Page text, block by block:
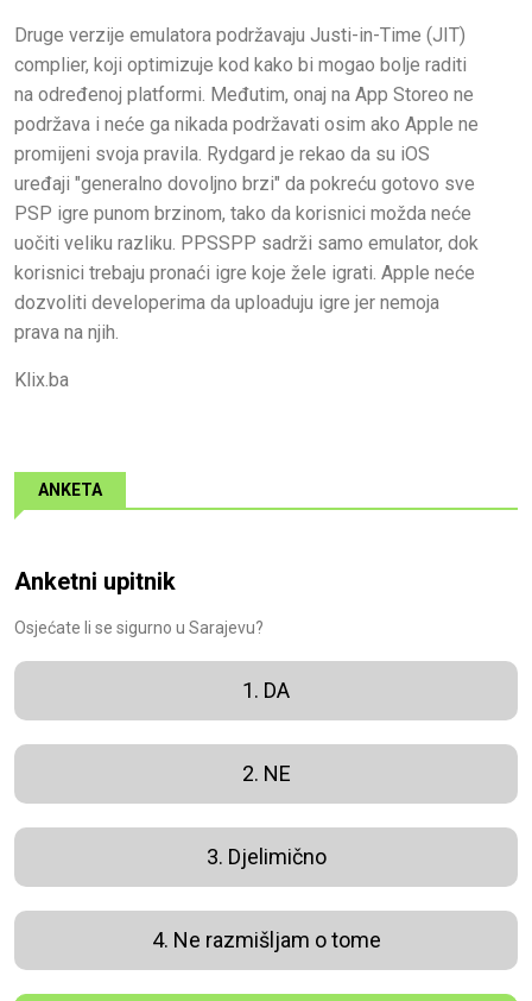
Druge verzije emulatora podržavaju Justi-in-Time (JIT)
complier, koji optimizuje kod kako bi mogao bolje raditi
na određenoj platformi. Međutim, onaj na App Storeo ne
podržava i neće ga nikada podržavati osim ako Apple ne
promijeni svoja pravila. Rydgard je rekao da su iOS
uređaji "generalno dovoljno brzi" da pokreću gotovo sve
PSP igre punom brzinom, tako da korisnici možda neće
uočiti veliku razliku. PPSSPP sadrži samo emulator, dok
korisnici trebaju pronaći igre koje žele igrati. Apple neće
dozvoliti developerima da uploaduju igre jer nemoja
prava na njih.
Klix.ba
ANKETA
Anketni upitnik
Osjećate li se sigurno u Sarajevu?
1. DA
2. NE
3. Djelimično
4. Ne razmišljam o tome